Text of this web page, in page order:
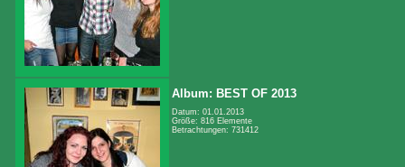
Album: BEST OF 2013
Datum: 01.01.2013
Größe: 816 Elemente
Betrachtungen: 731412